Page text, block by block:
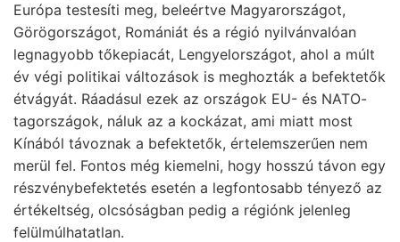
Európa testesíti meg, beleértve Magyarországot,
Görögországot, Romániát és a régió nyilvánvalóan
legnagyobb tőkepiacát, Lengyelországot, ahol a múlt
év végi politikai változások is meghozták a befektetők
étvágyát. Ráadásul ezek az országok EU- és NATO-
tagországok, náluk az a kockázat, ami miatt most
Kínából távoznak a befektetők, értelemszerűen nem
merül fel. Fontos még kiemelni, hogy hosszú távon egy
részvénybefektetés esetén a legfontosabb tényező az
értékeltség, olcsóságban pedig a régiónk jelenleg
felülmúlhatatlan.